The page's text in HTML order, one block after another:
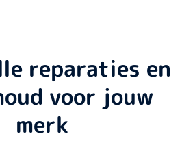
reparaties en
voor jouw
merk